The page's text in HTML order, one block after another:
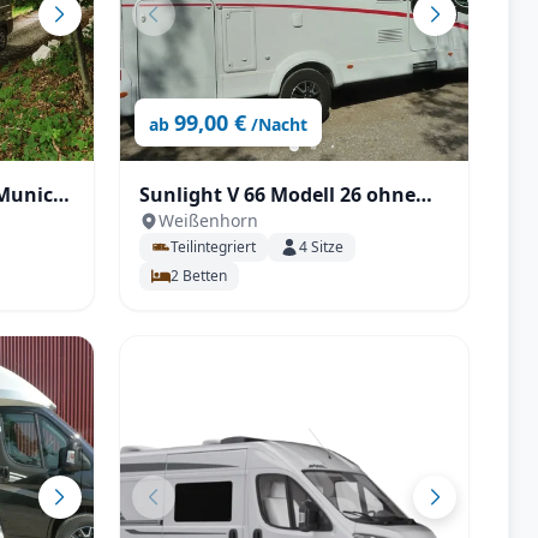
ab 99,00 € /Nacht
Sunlight V 66 Modell 26 ohne
Hubbett geräumig für 2 P.
Weißenhorn
Teilintegriert 4 Sitze
2 Betten